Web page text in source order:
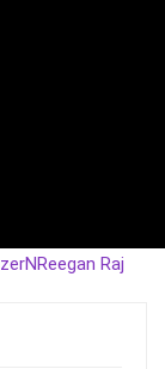
NReegan Raj